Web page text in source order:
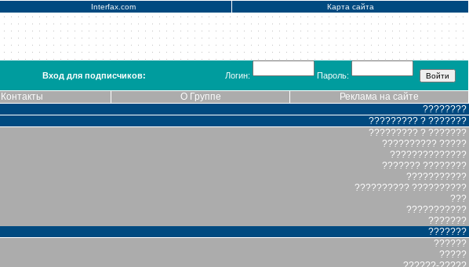
Interfax.com Карта сайта
Вход для подписчиков: Логин: Пароль:
Контакты О Группе
Реклама на сайте
????????
????????? ? ???????
????????? ? ???????
?????????? ?????
??????????????
??????? ????????
???????????
?????????? ??????????
???
???????????
???????
???????
??????
?????